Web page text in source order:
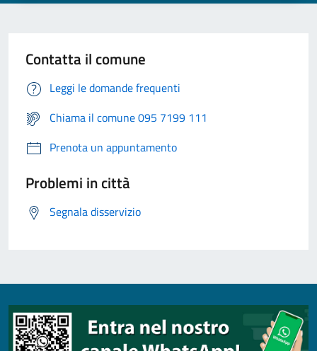
Contatta il comune
Leggi le domande frequenti
Chiama il comune 095 7199 111
Prenota un appuntamento
Problemi in città
Segnala disservizio